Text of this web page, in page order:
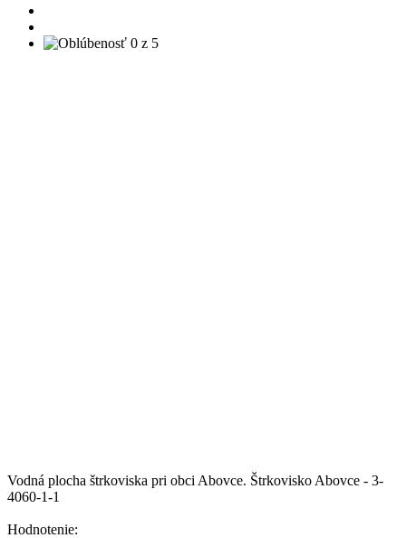
Vodná plocha štrkoviska pri obci Abovce. Štrkovisko Abovce - 3-
4060-1-1
Hodnotenie: